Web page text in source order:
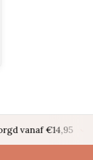
vanaf €14,95